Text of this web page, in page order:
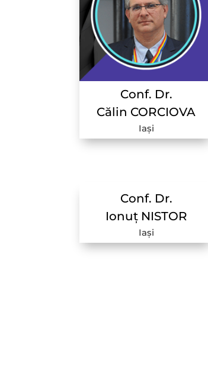
Conf. Dr.
Călin CORCIOVA
Iași
Conf. Dr.
Ionuț NISTOR
Iași